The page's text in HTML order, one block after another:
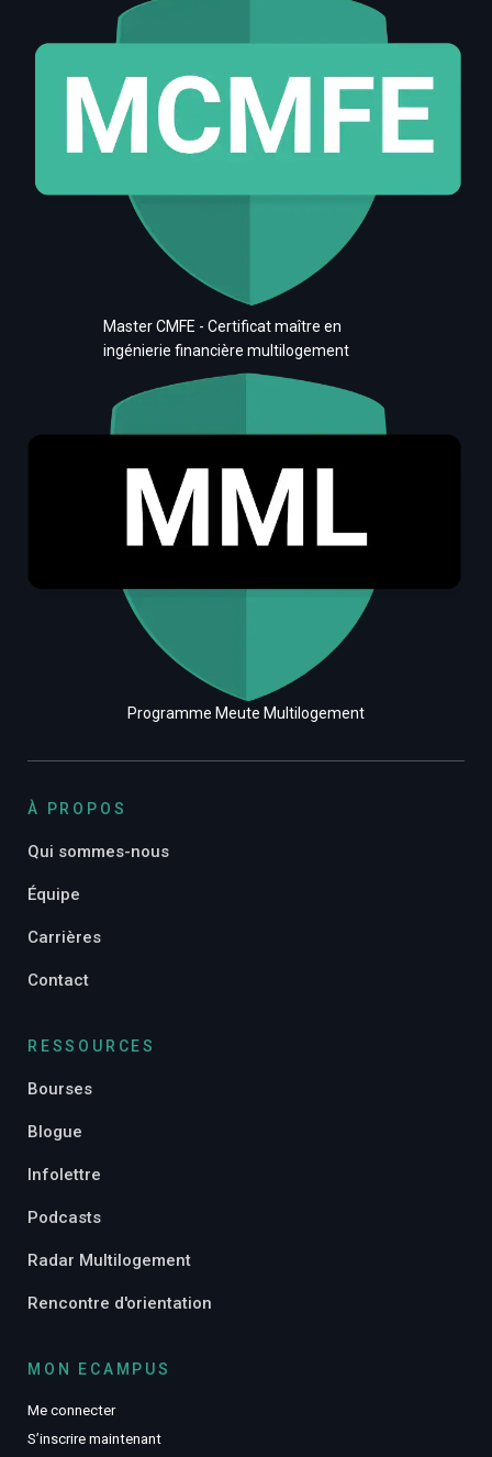
Master CMFE - Certificat maître en
ingénierie financière multilogement
Programme Meute Multilogement
À PROPOS
Qui sommes-nous
Équipe
Carrières
Contact
RESSOURCES
Bourses
Blogue
Infolettre
Podcasts
Radar Multilogement
Rencontre d'orientation
MON ECAMPUS
Me connecter
S’inscrire maintenant